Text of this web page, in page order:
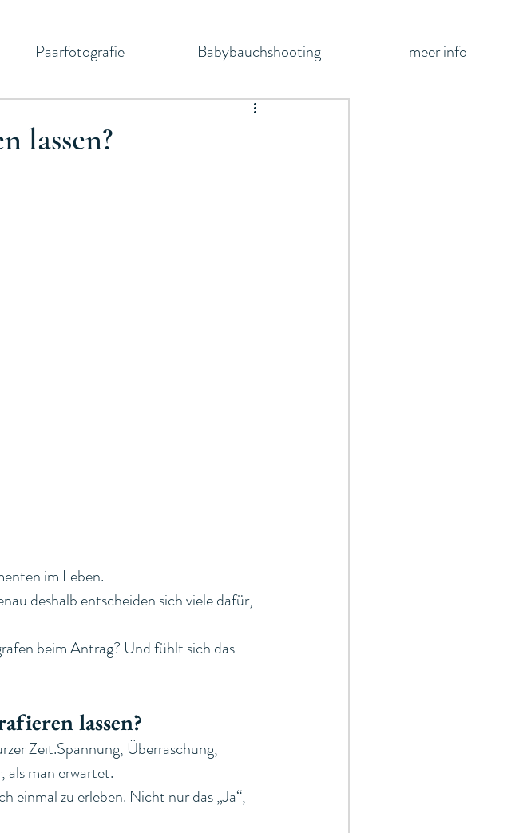
Paarfotografie Babybauchshooting meer info
lassen?
im Leben.
deshalb entscheiden sich viele dafür,
beim Antrag? Und fühlt sich das
lassen?
Zeit.Spannung, Überraschung,
man erwartet.
einmal zu erleben. Nicht nur das „Ja“,